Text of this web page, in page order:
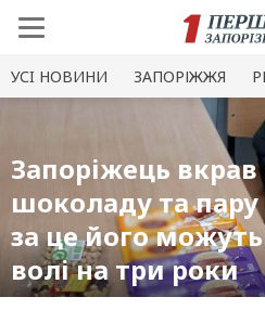
УСI НОВИНИ ЗАПОРІЖЖЯ
Запоріжець
шоколаду та пару
за це його
волі на три роки